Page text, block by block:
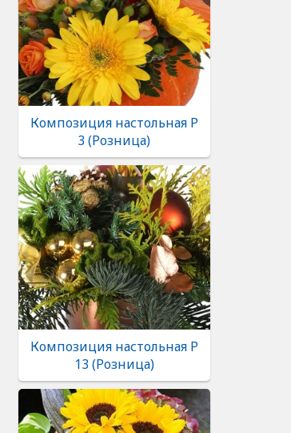
Композиция настольная Р
3 (Розница)
Композиция настольная Р
13 (Розница)